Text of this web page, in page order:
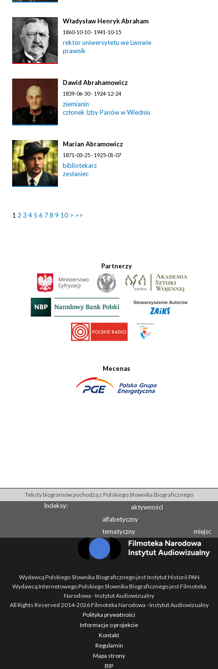
Władysław Henryk Abraham
1860-10-10 - 1941-10-15
rektor uniwersytetu we Lwowie
prawnik
Dawid Abrahamowicz
1839-06-30 - 1924-12-24
ziemianin
członek Izby Panów w Wiedniu
Marian Abramowicz
1871-03-25 - 1925-01-07
bibliotekarz
zesłaniec
1 2 3 4 5 6 78 9 10 > >>
Partnerzy
Mecenas
Teksty biogramów pochodzą z Polskiego Słownika Biograficznego
Indeksy:
aktywności
alfabetyczny
tematyczny
miejsc
Wydawcą Polskiego Słownika Biograficznego jest Instytut Historii PAN
Wydawcą Internetowego Polskiego Słownika Biograficznego jest Filmoteka
Narodowa - Instytut Audiowizualny
All Rights Reserved 2014-2026Filmoteka Narodowa - Instytut Audiowizualny
Polityka prywatności
Informacje o projekcie
Kontakt
Regulamin
Mapa strony
BIP